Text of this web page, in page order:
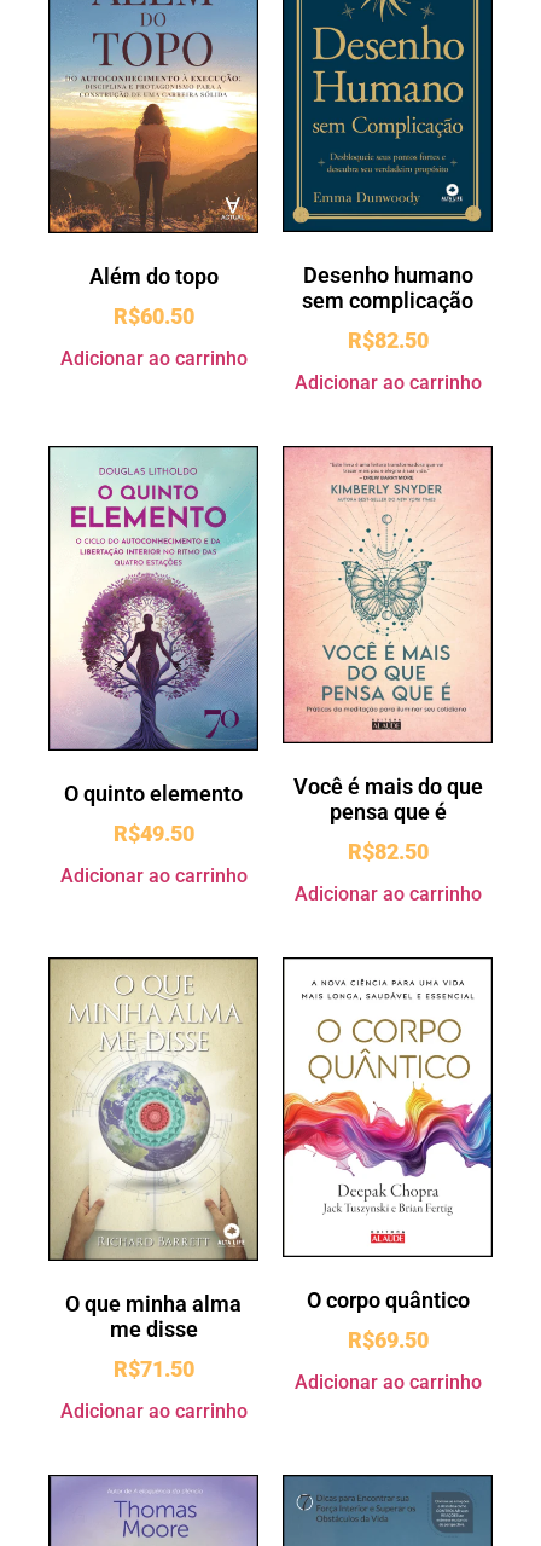
Além do topo
R$60.50
Adicionar ao carrinho
Desenho humano
sem complicação
R$82.50
Adicionar ao carrinho
O quinto elemento
R$49.50
Adicionar ao carrinho
Você é mais do que
pensa que é
R$82.50
Adicionar ao carrinho
O que minha alma
me disse
R$71.50
Adicionar ao carrinho
O corpo quântico
R$69.50
Adicionar ao carrinho